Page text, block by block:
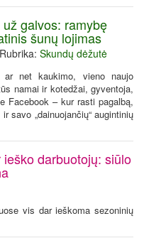
galvos: ramybę
šunų lojimas
Skundų dėžutė
ar net kaukimo, vieno naujo
namai ir kotedžai, gyventoja,
Facebook – kur rasti pagalbą,
savo „dainuojančių“ augintinių
darbuotojų: siūlo
vis dar ieškoma sezoninių